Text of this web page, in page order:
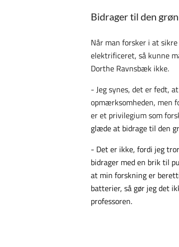
Bidrager til den
Når man forsker i at
elektrificeret, så kunne
Dorthe Ravnsbæk ikke.
- Jeg synes, det er fedt,
opmærksomheden, men
er et privilegium som
glæde at bidrage til den
- Det er ikke, fordi jeg
bidrager med en brik til
at min forskning er
batterier, så gør jeg det
professoren.